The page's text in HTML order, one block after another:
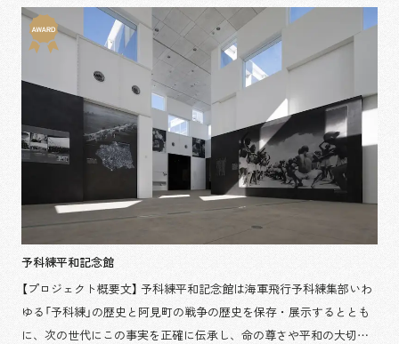
予科練平和記念館
【プロジェクト概要文】 予科練平和記念館は海軍飛行予科練集部いわ
ゆる「予科練」の歴史と阿見町の戦争の歴史を保存・展示するととも
に、次の世代にこの事実を正確に伝承し、命の尊さや平和の大切さ